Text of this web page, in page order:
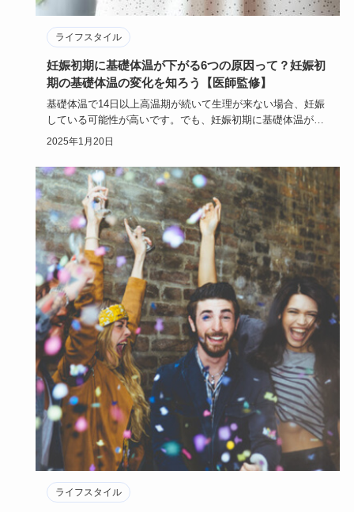
ライフスタイル
妊娠初期に基礎体温が下がる6つの原因って？妊娠初
期の基礎体温の変化を知ろう【医師監修】
基礎体温で14日以上高温期が続いて生理が来ない場合、妊娠
している可能性が高いです。でも、妊娠初期に基礎体温が下
がることがあ…
2025年1月20日
ライフスタイル